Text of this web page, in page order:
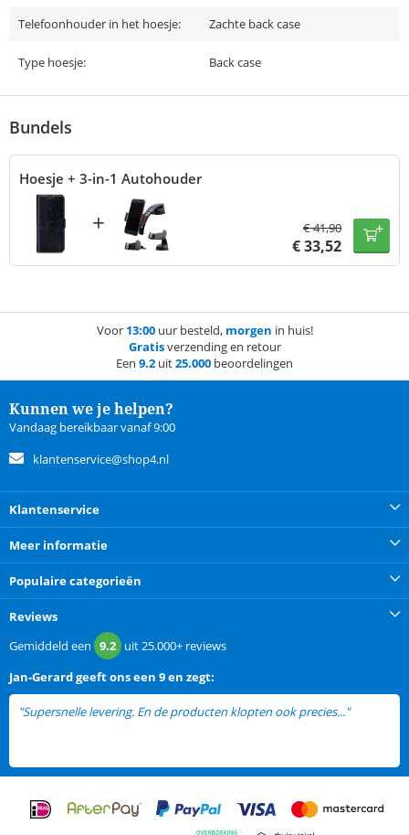
Telefoonhouder in het hoesje: Zachte back case
Type hoesje: Back case
Bundels
Hoesje + 3-in-1 Autohouder
+ €41,90
€33,52
Voor 13:00uur besteld, morgen in huis!
Gratisverzending en retour
Een 9.2 uit25.000 beoordelingen
Kunnen we je helpen?
Vandaag bereikbaar vanaf 9:00
klantenservice@shop4.nl
Klantenservice
Meer informatie
Populaire categorieën
Reviews
Gemiddeld een 9.2 uit25.000+ reviews
Jan-Gerardgeeft ons een 9 en zegt:
"Supersnelle levering. En de producten klopten ook precies..."